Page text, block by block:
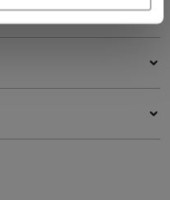
Herstellerinfos